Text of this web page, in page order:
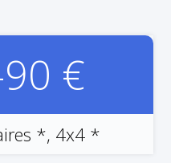
€
*, 4x4 *